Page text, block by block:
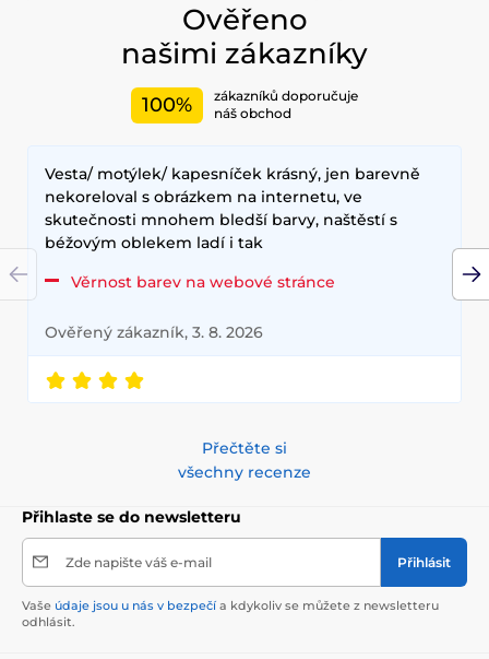
Ověřeno
našimi zákazníky
100%
zákazníků doporučuje
náš obchod
Vesta/ motýlek/ kapesníček krásný, jen barevně
nekoreloval s obrázkem na internetu, ve
skutečnosti mnohem bledší barvy, naštěstí s
béžovým oblekem ladí i tak
Věrnost barev na webové stránce
Ověřený zákazník, 3. 8. 2026
Přečtěte si
všechny recenze
Přihlaste se do newsletteru
Zde napište váš e-mail Přihlásit
Vaše údaje jsou u nás v bezpečí a kdykoliv se můžete z newsletteru
odhlásit.